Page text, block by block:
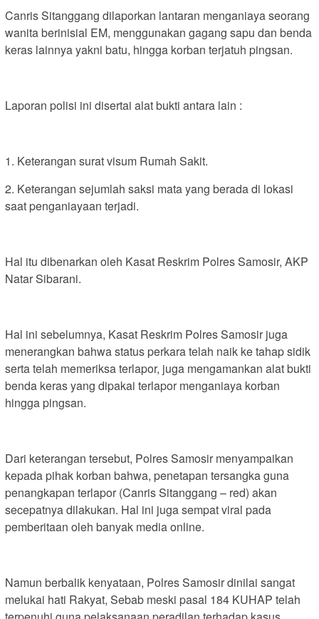
Canris Sitanggang dilaporkan lantaran menganiaya seorang
wanita berinisial EM, menggunakan gagang sapu dan benda
keras lainnya yakni batu, hingga korban terjatuh pingsan.
Laporan polisi ini disertai alat bukti antara lain :
1. Keterangan surat visum Rumah Sakit.
2. Keterangan sejumlah saksi mata yang berada di lokasi
saat penganiayaan terjadi.
Hal itu dibenarkan oleh Kasat Reskrim Polres Samosir, AKP
Natar Sibarani.
Hal ini sebelumnya, Kasat Reskrim Polres Samosir juga
menerangkan bahwa status perkara telah naik ke tahap sidik
serta telah memeriksa terlapor, juga mengamankan alat bukti
benda keras yang dipakai terlapor menganiaya korban
hingga pingsan.
Dari keterangan tersebut, Polres Samosir menyampaikan
kepada pihak korban bahwa, penetapan tersangka guna
penangkapan terlapor (Canris Sitanggang – red) akan
secepatnya dilakukan. Hal ini juga sempat viral pada
pemberitaan oleh banyak media online.
Namun berbalik kenyataan, Polres Samosir dinilai sangat
melukai hati Rakyat, Sebab meski pasal 184 KUHAP telah